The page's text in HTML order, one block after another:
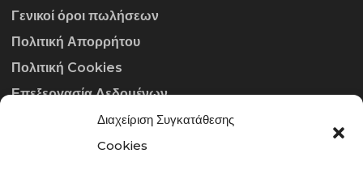
Διαχείριση Συγκατάθεσης
Cookies
Γενικοί όροι πωλήσεων
Πολιτική Απορρήτου
Πολιτική Cookies
Επεξεργασία Δεδομένων
ΣΤΟΙΧΕΊΑ ΕΠΙΚΟΙΝΩΝΊΑΣ